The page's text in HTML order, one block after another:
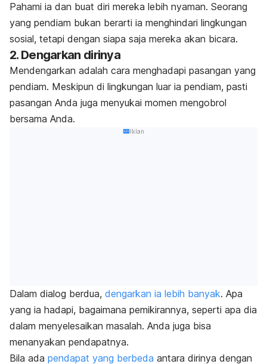
Pahami ia dan buat diri mereka lebih nyaman. Seorang
yang pendiam bukan berarti ia menghindari lingkungan
sosial, tetapi dengan siapa saja mereka akan bicara.
2. Dengarkan dirinya
Mendengarkan adalah cara menghadapi pasangan yang
pendiam. Meskipun di lingkungan luar ia pendiam, pasti
pasangan Anda juga menyukai momen mengobrol
bersama Anda.
Iklan
Dalam dialog berdua, dengarkan ia lebih banyak. Apa
yang ia hadapi, bagaimana pemikirannya, seperti apa dia
dalam menyelesaikan masalah. Anda juga bisa
menanyakan pendapatnya.
Bila ada pendapat yang berbeda antara dirinya dengan